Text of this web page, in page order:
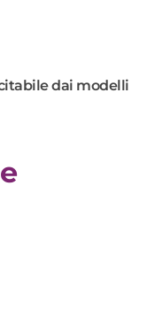
dai modelli